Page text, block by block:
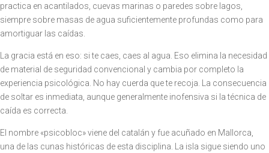
practica en acantilados, cuevas marinas o paredes sobre lagos,
siempre sobre masas de agua suficientemente profundas como para
amortiguar las caídas.
La gracia está en eso: si te caes, caes al agua. Eso elimina la necesidad
de material de seguridad convencional y cambia por completo la
experiencia psicológica. No hay cuerda que te recoja. La consecuencia
de soltar es inmediata, aunque generalmente inofensiva si la técnica de
caída es correcta.
El nombre «psicobloc» viene del catalán y fue acuñado en Mallorca,
una de las cunas históricas de esta disciplina. La isla sigue siendo uno